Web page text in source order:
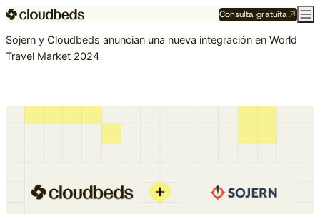
Consulta gratuita
Sojern y Cloudbeds anuncian una nueva integración en World
Travel Market 2024